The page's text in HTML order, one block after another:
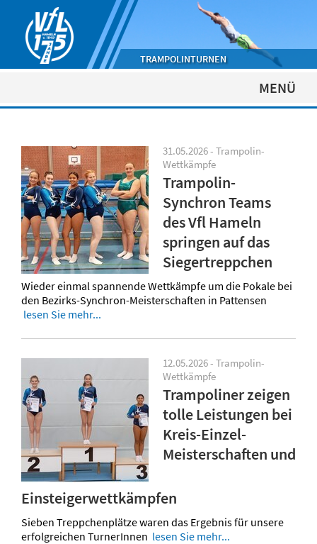
TRAMPOLINTURNEN
MENÜ
31.05.2026 - Trampolin-
Wettkämpfe
Trampolin-
Synchron Teams
des Vfl Hameln
springen auf das
Siegertreppchen
Wieder einmal spannende Wettkämpfe um die Pokale bei
den Bezirks-Synchron-Meisterschaften in Pattensen
lesen Sie mehr...
12.05.2026 - Trampolin-
Wettkämpfe
Trampoliner zeigen
tolle Leistungen bei
Kreis-Einzel-
Meisterschaften und
Einsteigerwettkämpfen
Sieben Treppchenplätze waren das Ergebnis für unsere
erfolgreichen TurnerInnen lesen Sie mehr...